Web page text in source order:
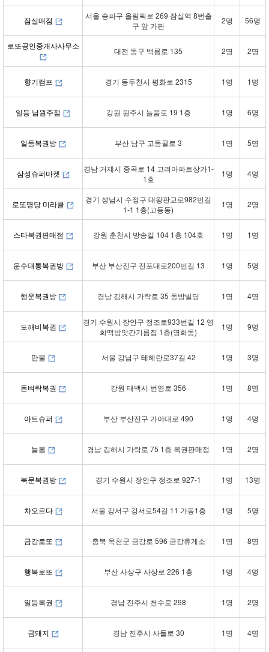
잠실매점
서울 송파구 올림픽로 269 잠실역 8번출
구 앞 가판
2명 56명
로또공인중개사사무소
대전 동구 백룡로 135 2명 2명
향기캠프 경기 동두천시 평화로 2315 1명 1명
일등 남원주점 강원 원주시 늘품로 19 1층 1명 6명
일등복권방 부산 남구 고동골로 3 1명 5명
삼성슈퍼마켓
경남 거제시 중곡로 14 고려아파트상가1-
1호
1명 4명
로또명당 미라클
경기 성남시 수정구 대왕판교로982번길
1-1 1층(고등동)
1명 2명
스타복권판매점 강원 춘천시 방송길 104 1층 104호 1명 1명
운수대통복권방 부산 부산진구 전포대로200번길 13 1명 5명
행운복권방 경남 김해시 가락로 35 동방빌딩 1명 4명
도깨비복권
경기 수원시 장안구 정조로933번길 12 영
화떡방앗간기름집 1층(영화동)
1명 9명
만물 서울 강남구 테헤란로37길 42 1명 3명
돈벼락복권 강원 태백시 번영로 356 1명 8명
아트슈퍼 부산 부산진구 가야대로 490 1명 4명
늘봄 경남 김해시 가락로 75 1층 복권판매점 1명 2명
북문복권방 경기 수원시 장안구 정조로 927-1 1명 13명
차오르다 서울 강서구 강서로54길 11 가동1층 1명 5명
금강로또 충북 옥천군 금강로 596 금강휴게소 1명 8명
행복로또 부산 사상구 사상로 226 1층 1명 4명
일등복권 경남 진주시 천수로 298 1명 2명
금돼지 경남 진주시 사들로 30 1명 4명